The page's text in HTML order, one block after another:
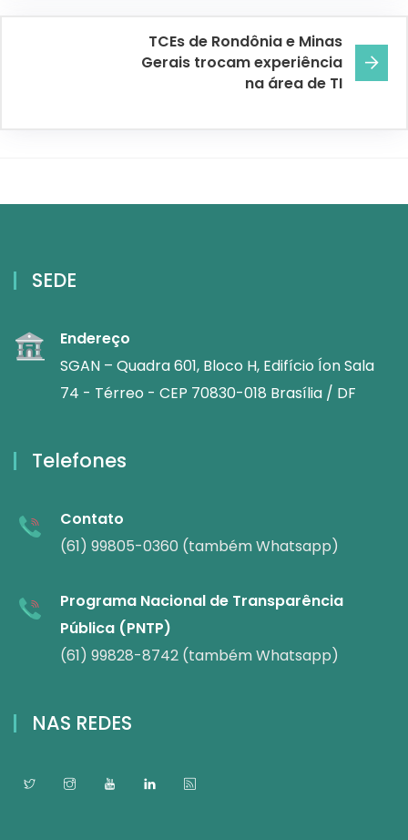
TCEs de Rondônia e Minas
Gerais trocam experiência
na área de TI
SEDE
Endereço
SGAN – Quadra 601, Bloco H, Edifício Íon Sala
74 - Térreo - CEP 70830-018 Brasília / DF
Telefones
Contato
(61) 99805-0360 (também Whatsapp)
Programa Nacional de Transparência
Pública (PNTP)
(61) 99828-8742 (também Whatsapp)
NAS REDES